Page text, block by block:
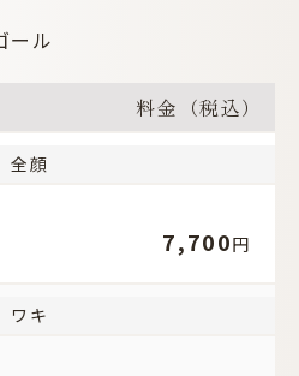
ール
料金（税込）
全顔
7,700円
ワキ